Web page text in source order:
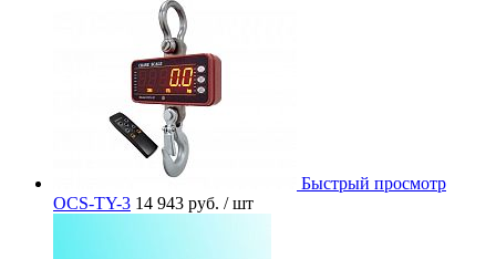
Быстрый просмотр
OCS-TY-3 14 943 руб. / шт